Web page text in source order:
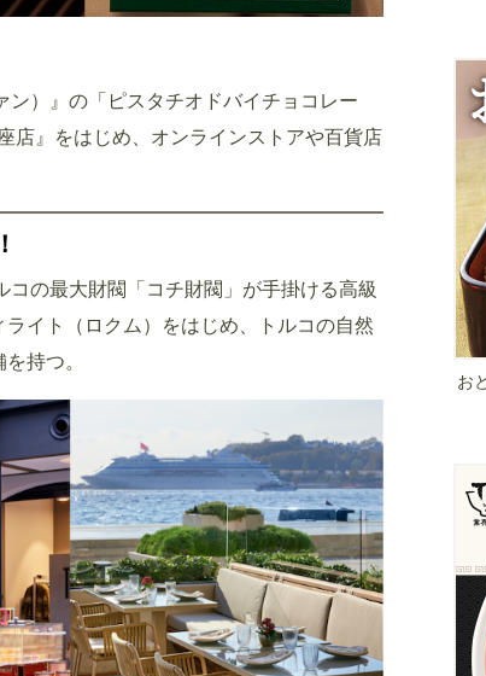
ン）』の「ピスタチオドバイチョコレー
店』をはじめ、オンラインストアや百貨店
コの最大財閥「コチ財閥」が手掛ける高級
イト（ロクム）をはじめ、トルコの自然
持つ。
お